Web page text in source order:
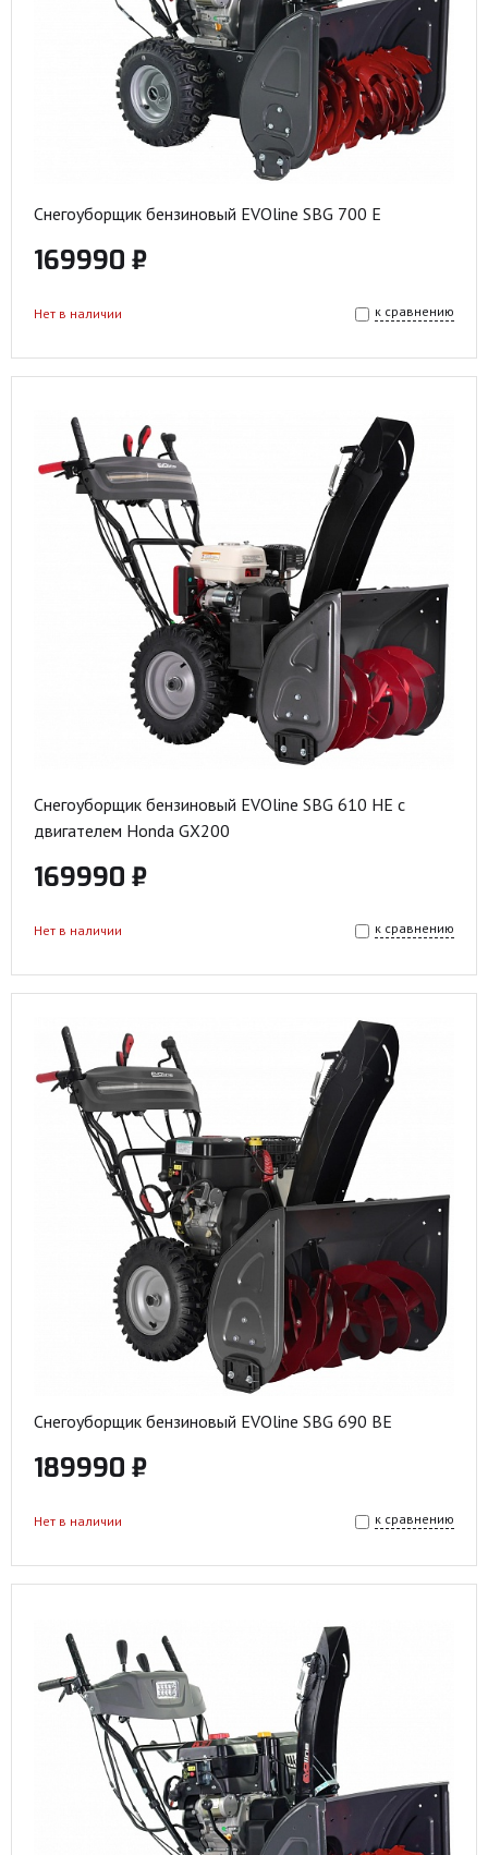
Снегоуборщик бензиновый EVOline SBG 700 E
169990 ₽
к сравнению
Нет в наличии
Снегоуборщик бензиновый EVOline SBG 610 HE с
двигателем Honda GX200
169990 ₽
к сравнению
Нет в наличии
Снегоуборщик бензиновый EVOline SBG 690 BE
189990 ₽
к сравнению
Нет в наличии